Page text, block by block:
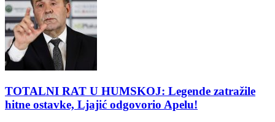
TOTALNI RAT U HUMSKOJ: Legende zatražile
hitne ostavke, Ljajić odgovorio Apelu!